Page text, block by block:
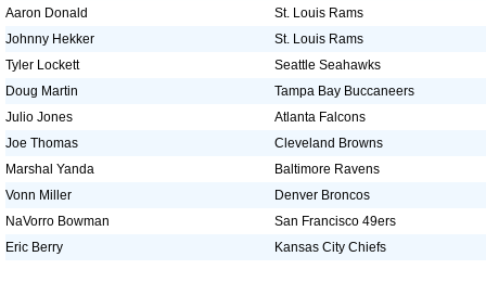
Aaron Donald
St. Louis Rams
Johnny Hekker
St. Louis Rams
Tyler Lockett
Seattle Seahawks
Doug Martin
Tampa Bay Buccaneers
Julio Jones
Atlanta Falcons
Joe Thomas
Cleveland Browns
Marshal Yanda
Baltimore Ravens
Vonn Miller
Denver Broncos
NaVorro Bowman
San Francisco 49ers
Eric Berry
Kansas City Chiefs